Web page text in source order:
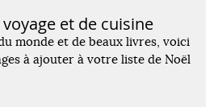
et de cuisine
monde et de beaux livres, voici
à ajouter à votre liste de Noël